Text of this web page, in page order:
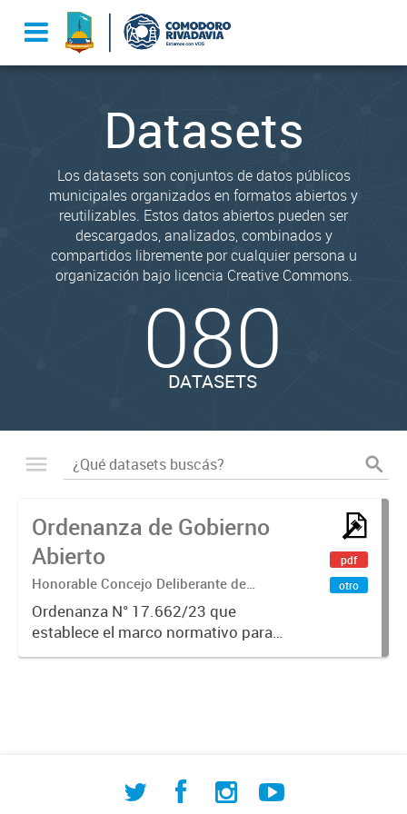
Datasets
Los datasets son conjuntos de datos públicos
municipales organizados en formatos abiertos y
reutilizables. Estos datos abiertos pueden ser
descargados, analizados, combinados y
compartidos libremente por cualquier persona u
organización bajo licencia Creative Commons.
080
DATASETS
Ordenanza de Gobierno
Abierto
Honorable Concejo Deliberante de
Comodoro Rivadavia
Ordenanza N° 17.662/23 que
establece el marco normativo para
la implementación de políticas de
pdf
otro